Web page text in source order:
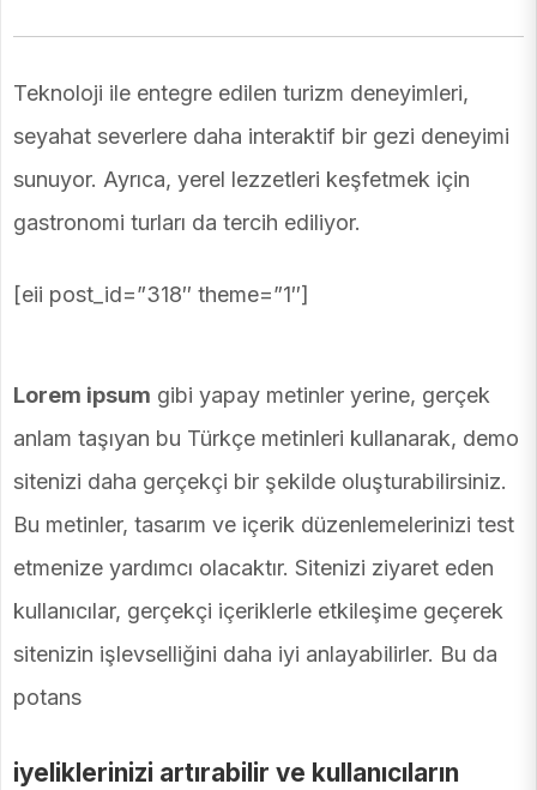
Teknoloji ile entegre edilen turizm deneyimleri,
seyahat severlere daha interaktif bir gezi deneyimi
sunuyor. Ayrıca, yerel lezzetleri keşfetmek için
gastronomi turları da tercih ediliyor.
[eii post_id=”318″ theme=”1″]
Lorem ipsum gibi yapay metinler yerine, gerçek
anlam taşıyan bu Türkçe metinleri kullanarak, demo
sitenizi daha gerçekçi bir şekilde oluşturabilirsiniz.
Bu metinler, tasarım ve içerik düzenlemelerinizi test
etmenize yardımcı olacaktır. Sitenizi ziyaret eden
kullanıcılar, gerçekçi içeriklerle etkileşime geçerek
sitenizin işlevselliğini daha iyi anlayabilirler. Bu da
potans
iyeliklerinizi artırabilir ve kullanıcıların